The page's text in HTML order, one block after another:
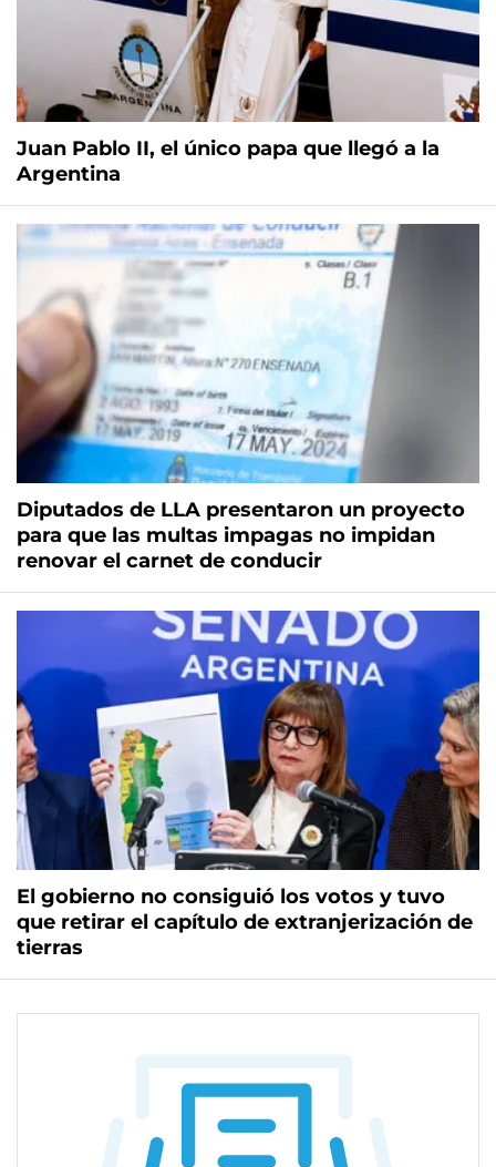
Juan Pablo II, el único papa que llegó a la
Argentina
Diputados de LLA presentaron un proyecto
para que las multas impagas no impidan
renovar el carnet de conducir
El gobierno no consiguió los votos y tuvo
que retirar el capítulo de extranjerización de
tierras